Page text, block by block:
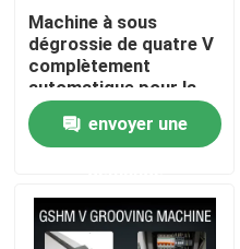
Accueil
A propos de nous
Contacts
Machine à sous
dégrossie de quatre V
complètement
automatique pour la
précision d'industrie
de porteenvoyer une